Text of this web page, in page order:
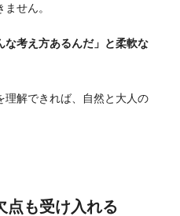
せん。
な考え方あるんだ」と柔軟な
理解できれば、自然と大人の
点も受け入れる